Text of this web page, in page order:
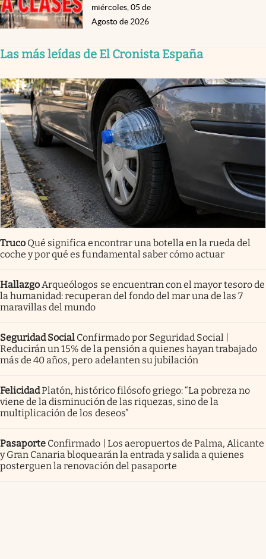
miércoles, 05 de
Agosto de 2026
Las más leídas de El Cronista España
Truco Qué significa encontrar una botella en la rueda del
coche y por qué es fundamental saber cómo actuar
HallazgoArqueólogos se encuentran con el mayor tesoro de
la humanidad: recuperan del fondo del mar una de las 7
maravillas del mundo
Seguridad Social Confirmado por Seguridad Social |
Reducirán un 15% de la pensión a quienes hayan trabajado
más de 40 años, pero adelanten su jubilación
FelicidadPlatón, histórico filósofo griego: “La pobreza no
viene de la disminución de las riquezas, sino de la
multiplicación de los deseos”
Pasaporte Confirmado | Los aeropuertos de Palma, Alicante
y Gran Canaria bloquearán la entrada y salida a quienes
posterguen la renovación del pasaporte